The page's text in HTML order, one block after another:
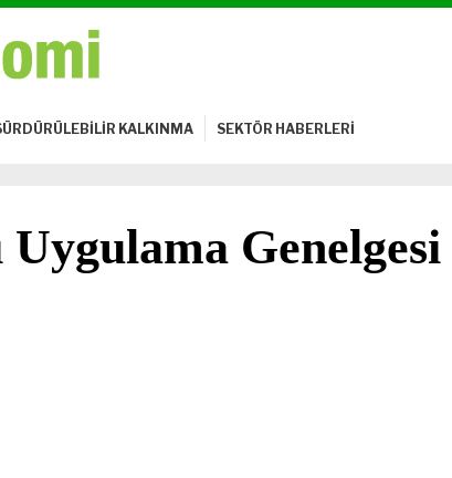
KALKINMA SEKTÖR HABERLERİ
Genelgesi